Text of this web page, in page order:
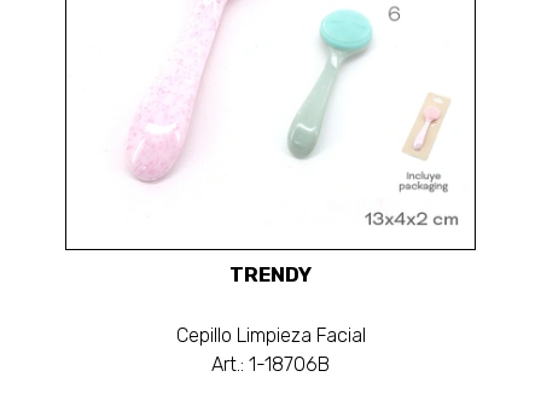
TRENDY
Cepillo Limpieza Facial
Art.: 1-18706B